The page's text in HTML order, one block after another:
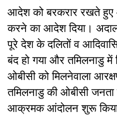
आदेश को बरकरार रखते हुए
करने का आदेश दिया।
पूरे देश के दलितों व
बंद हो गया और तमिलनाडु
ओबीसी को मिलनेवाला
तमिलनाडु की ओबीसी
आक्रमक आंदोलन शुरू